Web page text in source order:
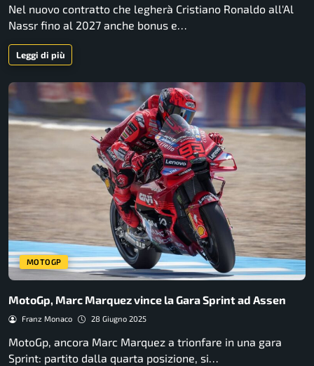
Nel nuovo contratto che legherà Cristiano Ronaldo all'Al
Nassr fino al 2027 anche bonus e…
Leggi di più
MOTOGP
MotoGp, Marc Marquez vince la Gara Sprint ad Assen
Franz Monaco 28 Giugno 2025
MotoGp, ancora Marc Marquez a trionfare in una gara
Sprint: partito dalla quarta posizione, si…